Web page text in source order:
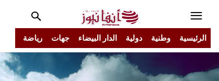
الرئيسية وطنية دولية الدار البيضاء جهات رياضة